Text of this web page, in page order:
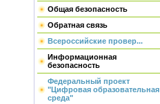
Общая безопасность
Обратная связь
Всероссийские провер...
Информационная
безопасность
Федеральный проект
"Цифровая образовательная
среда"